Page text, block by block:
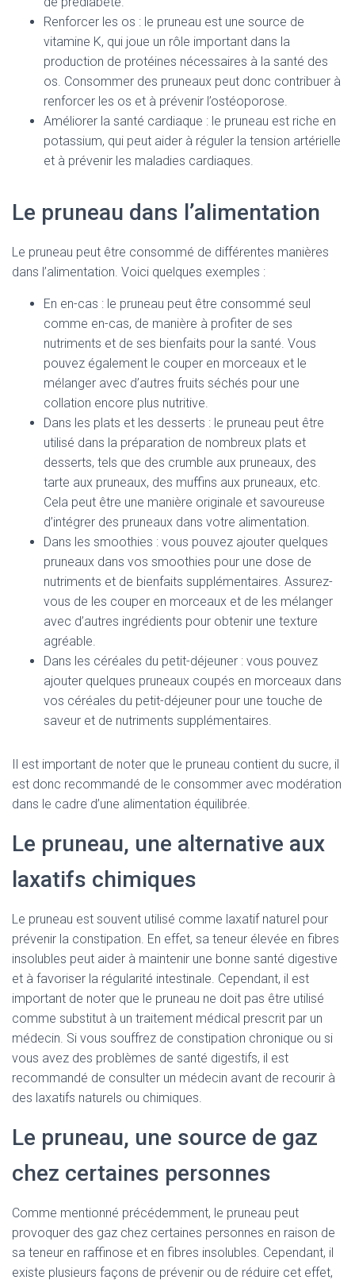
Renforcer les os : le pruneau est une source de
vitamine K, qui joue un rôle important dans la
production de protéines nécessaires à la santé des
os. Consommer des pruneaux peut donc contribuer à
renforcer les os et à prévenir l’ostéoporose.
Améliorer la santé cardiaque : le pruneau est riche en
potassium, qui peut aider à réguler la tension artérielle
et à prévenir les maladies cardiaques.
Le pruneau dans l’alimentation
Le pruneau peut être consommé de différentes manières
dans l’alimentation. Voici quelques exemples :
En en-cas : le pruneau peut être consommé seul
comme en-cas, de manière à profiter de ses
nutriments et de ses bienfaits pour la santé. Vous
pouvez également le couper en morceaux et le
mélanger avec d’autres fruits séchés pour une
collation encore plus nutritive.
Dans les plats et les desserts : le pruneau peut être
utilisé dans la préparation de nombreux plats et
desserts, tels que des crumble aux pruneaux, des
tarte aux pruneaux, des muffins aux pruneaux, etc.
Cela peut être une manière originale et savoureuse
d’intégrer des pruneaux dans votre alimentation.
Dans les smoothies : vous pouvez ajouter quelques
pruneaux dans vos smoothies pour une dose de
nutriments et de bienfaits supplémentaires. Assurez-
vous de les couper en morceaux et de les mélanger
avec d’autres ingrédients pour obtenir une texture
agréable.
Dans les céréales du petit-déjeuner : vous pouvez
ajouter quelques pruneaux coupés en morceaux dans
vos céréales du petit-déjeuner pour une touche de
saveur et de nutriments supplémentaires.
Il est important de noter que le pruneau contient du sucre, il
est donc recommandé de le consommer avec modération
dans le cadre d’une alimentation équilibrée.
Le pruneau, une alternative aux
laxatifs chimiques
Le pruneau est souvent utilisé comme laxatif naturel pour
prévenir la constipation. En effet, sa teneur élevée en fibres
insolubles peut aider à maintenir une bonne santé digestive
et à favoriser la régularité intestinale. Cependant, il est
important de noter que le pruneau ne doit pas être utilisé
comme substitut à un traitement médical prescrit par un
médecin. Si vous souffrez de constipation chronique ou si
vous avez des problèmes de santé digestifs, il est
recommandé de consulter un médecin avant de recourir à
des laxatifs naturels ou chimiques.
Le pruneau, une source de gaz
chez certaines personnes
Comme mentionné précédemment, le pruneau peut
provoquer des gaz chez certaines personnes en raison de
sa teneur en raffinose et en fibres insolubles. Cependant, il
existe plusieurs façons de prévenir ou de réduire cet effet,